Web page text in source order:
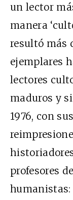
un lector
manera
resultó más
ejemplares
lectores
maduros y
1976, con
profesores